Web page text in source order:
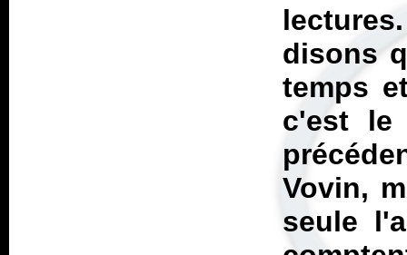
disons
temps
c'est le
Vovin,
seule